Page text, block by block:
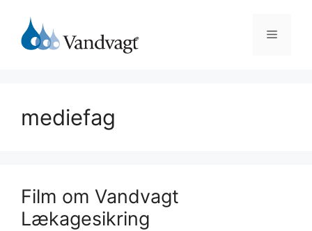
indhold
Menu
mediefag
Film om Vandvagt
Lækagesikring